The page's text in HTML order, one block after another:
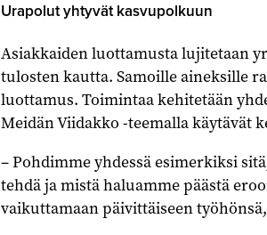
Urapolut yhtyvät kasvupolkuun
Asiakkaiden luottamusta lujitetaan
tulosten kautta. Samoille aineksille
luottamus. Toimintaa kehitetään
Meidän Viidakko -teemalla käytävät
– Pohdimme yhdessä esimerkiksi
tehdä ja mistä haluamme päästä
vaikuttamaan päivittäiseen